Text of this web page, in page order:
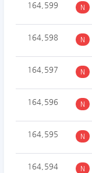
164,599 N
164,598 N
164,597 N
164,596 N
164,595 N
164,594 N